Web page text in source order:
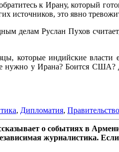
к Ирану, который
источников, это явно
делам Руслан Пухов
которые индийские
нужно у Ирана? Боится
, Дипломатия, Правительство
о событиях в
журналистика.